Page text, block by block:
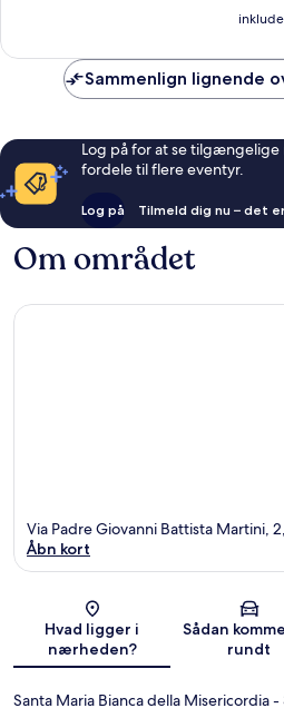
Sammenlign lignende
Log på for at se
fordele til flere eventyr.
Log på Tilmeld dig nu – det
Om området
Kort
Via Padre Giovanni Battista Martini,
Åbn kort
Hvad ligger i
nærheden?
Sådan
rundt
Santa Maria Bianca della Misericordia-